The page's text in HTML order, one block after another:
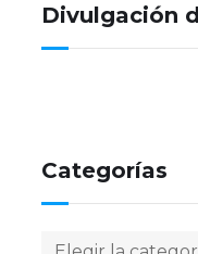
Divulgación
Categorías